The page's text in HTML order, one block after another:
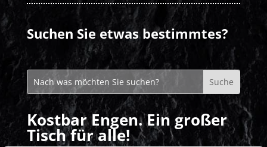
Suchen Sie etwas bestimmtes?
Kostbar Engen. Ein großer
Tisch für alle!